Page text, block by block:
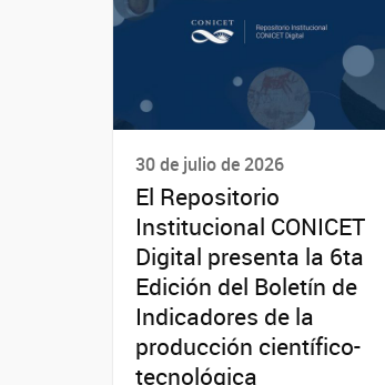
30 de julio de 2026
El Repositorio
Institucional CONICET
Digital presenta la 6ta
Edición del Boletín de
Indicadores de la
producción científico-
tecnológica